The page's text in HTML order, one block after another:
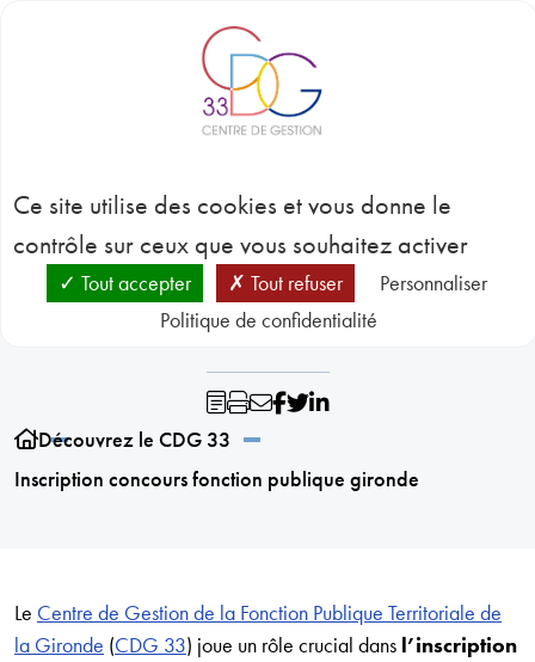
Inscription concours
fonction publique
gironde
Découvrez le CDG 33
Inscription concours fonction publique gironde
Le Centre de Gestion de la Fonction Publique Territoriale de
la Gironde (CDG 33) joue un rôle crucial dans l’inscription
Ce site utilise des cookies et vous donne le
contrôle sur ceux que vous souhaitez activer
Tout accepter Tout refuser
Personnaliser
Politique de confidentialité